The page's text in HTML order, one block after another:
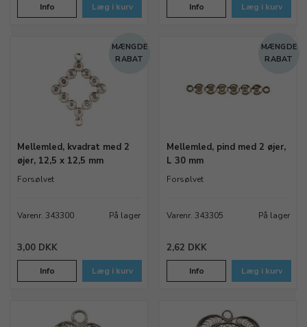
Info Læg i kurv Info Læg i kurv
MÆNGDE
RABAT
Mellemled, kvadrat med 2
øjer, 12,5 x 12,5 mm
Forsølvet
Varenr. 343300 På lager
3,00 DKK
Info Læg i kurv
MÆNGDE
RABAT
Mellemled, pind med 2 øjer,
L 30 mm
Forsølvet
Varenr. 343305 På lager
2,62 DKK
Info Læg i kurv